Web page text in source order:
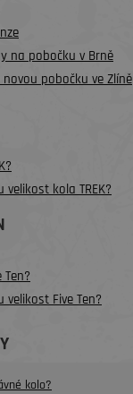
na pobočku v Brně
pobočku ve Zlíně
kola TREK?
Five Ten?
kolo?